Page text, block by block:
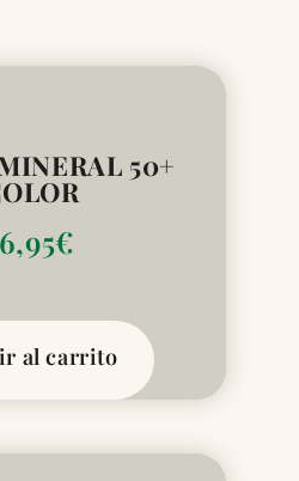
50+
€
al carrito